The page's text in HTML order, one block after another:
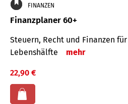
FINANZEN
Finanzplaner 60+
Steuern, Recht und Finanzen
Lebenshälfte
mehr
22,90 €